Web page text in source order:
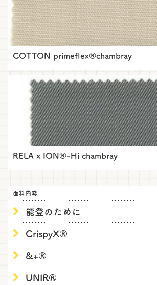
COTTON primeflex®chambray
RELA x ION®-Hi chambray
面料内容
能登のために
CrispyX®
&+®
UNIR®